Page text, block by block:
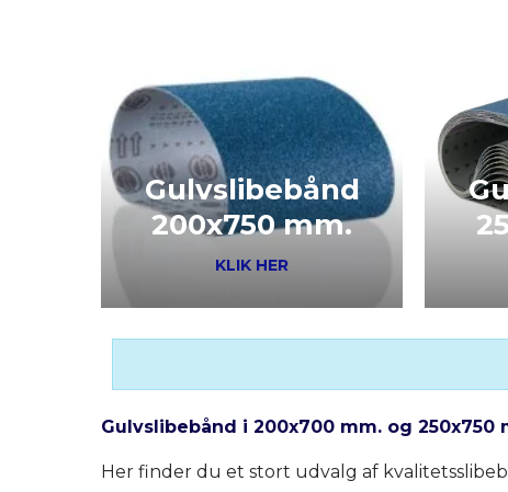
Gulvslibebånd
200x750 mm.
KLIK HER
Gulvslibebånd i 200x700 mm. og
Her finder du et stort udvalg af